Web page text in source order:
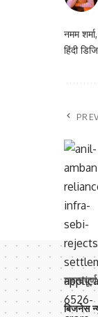
नमम
हिंदी
बिजनेस